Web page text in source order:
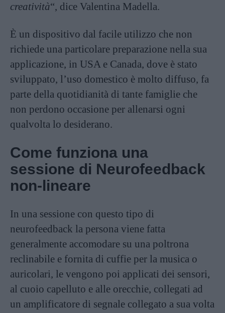
creatività“, dice Valentina Madella.
È un dispositivo dal facile utilizzo che non
richiede una particolare preparazione nella sua
applicazione, in USA e Canada, dove è stato
sviluppato, l’uso domestico è molto diffuso, fa
parte della quotidianità di tante famiglie che
non perdono occasione per allenarsi ogni
qualvolta lo desiderano.
Come funziona una
sessione di Neurofeedback
non-lineare
In una sessione con questo tipo di
neurofeedback la persona viene fatta
generalmente accomodare su una poltrona
reclinabile e fornita di cuffie per la musica o
auricolari, le vengono poi applicati dei sensori,
al cuoio capelluto e alle orecchie, collegati ad
un amplificatore di segnale collegato a sua volta